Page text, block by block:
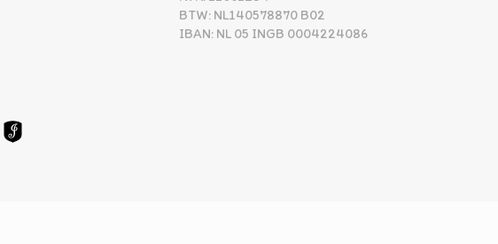
BTW: NL140578870 B02
IBAN: NL 05 INGB 0004224086